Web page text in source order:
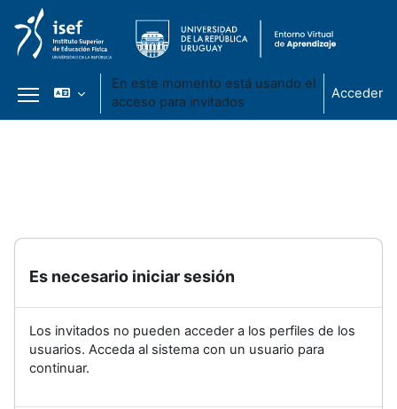
Panel lateral
En este momento está usando el
acceso para invitados
Acceder
Es necesario iniciar sesión
Los invitados no pueden acceder a los perfiles de los
usuarios. Acceda al sistema con un usuario para
continuar.